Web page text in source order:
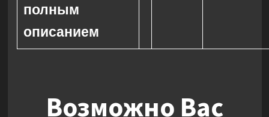
полным
описанием
Возможно Вас